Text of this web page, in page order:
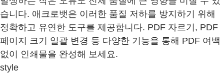
습니다. 애크로뱃은 이러한 품질 저하를 방지하기 위해
정확하고 유연한 도구를 제공합니다. PDF 자르기, PDF
페이지 크기 일괄 변경 등 다양한 기능을 통해 PDF 여백
없이 인쇄물을 완성해 보세요.
style